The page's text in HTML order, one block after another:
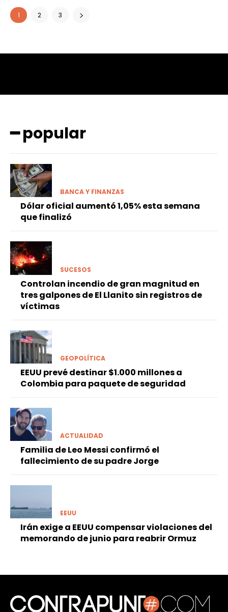
1 2 3
━ popular
BANCA Y FINANZAS
Dólar oficial aumentó 1,05% esta semana
que finalizó
SUCESOS
Controlan incendio de gran magnitud en
tres galpones de El Llanito sin registros de
víctimas
GEOPOLÍTICA
EEUU prevé destinar $1.000 millones a
Colombia para paquete de seguridad
ACTUALIDAD
Familia de Leo Messi confirmó el
fallecimiento de su padre Jorge
EEUU
Irán exige a EEUU compensar violaciones del
memorando de junio para reabrir Ormuz